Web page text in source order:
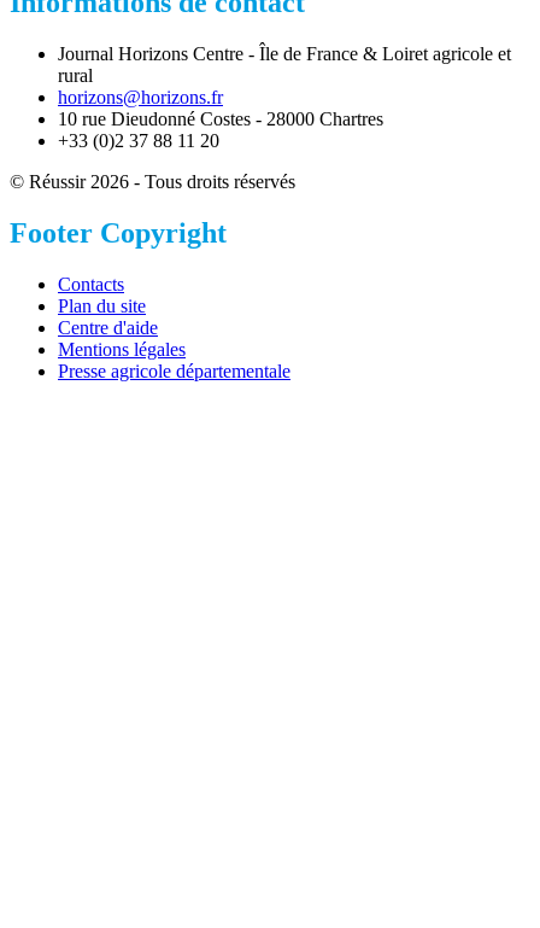
Journal Horizons Centre - Île de France & Loiret agricole et
rural
horizons@horizons.fr
10 rue Dieudonné Costes - 28000 Chartres
+33 (0)2 37 88 11 20
© Réussir 2026 - Tous droits réservés
Footer Copyright
Contacts
Plan du site
Centre d'aide
Mentions légales
Presse agricole départementale